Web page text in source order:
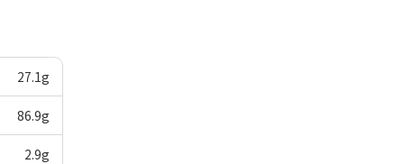
27.1g
86.9g
2.9g